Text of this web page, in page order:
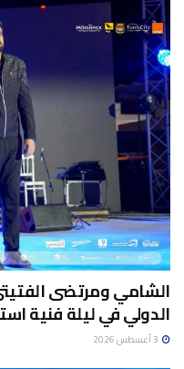
الشامي ومرتضى
الدولي في ليلة فنية